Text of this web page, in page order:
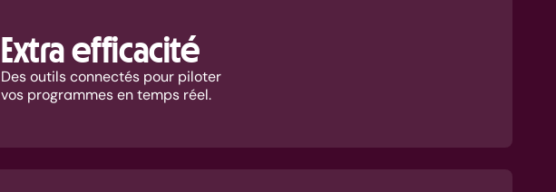
Extra efficacité
Des outils connectés pour piloter
vos programmes en temps réel.